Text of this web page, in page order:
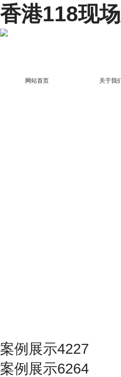
香港118现
网站首页 关于我
案例展示4227
案例展示6264